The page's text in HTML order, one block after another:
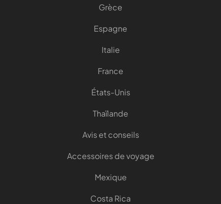
Grèce
Espagne
Italie
France
États-Unis
Thaïlande
Avis et conseils
Accessoires de voyage
Mexique
Costa Rica